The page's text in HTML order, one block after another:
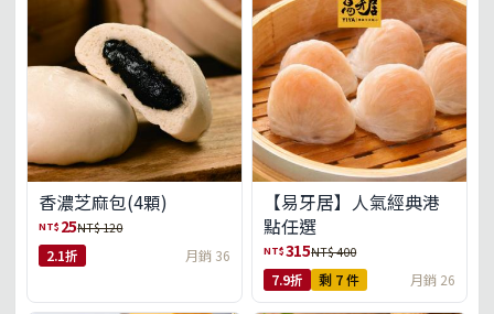
香濃芝麻包(4顆)
NT$ 25NT$ 120
2.1折 月銷 36
【易牙居】人氣經典港
點任選
NT$315NT$ 400
7.9折 剩 7 件 月銷 26